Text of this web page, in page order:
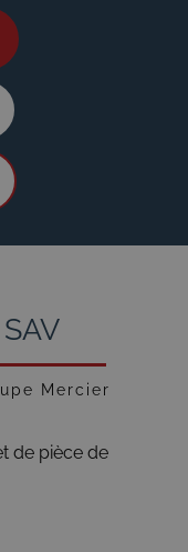
Mercier
de pièce de